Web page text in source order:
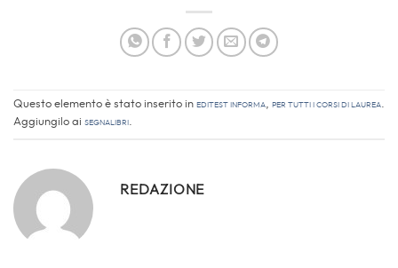
Questo elemento è stato inserito in EdiTEST informa, Per tutti i corsi di laurea.
Aggiungilo ai segnalibri.
REDAZIONE